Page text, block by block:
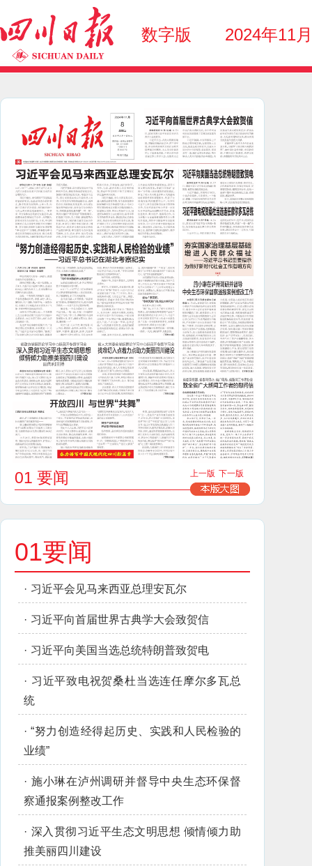
数字版 2024年11
01 要闻 上一版 下一版
01要闻
· 习近平会见马来西亚总理安瓦尔
· 习近平向首届世界古典学大会致贺信
· 习近平向美国当选总统特朗普致贺电
· 习近平致电祝贺桑杜当选连任摩尔多瓦总
统
· “努力创造经得起历史、实践和人民检验的
业绩”
· 施小琳在泸州调研并督导中央生态环保督
察通报案例整改工作
· 深入贯彻习近平生态文明思想 倾情倾力助
推美丽四川建设